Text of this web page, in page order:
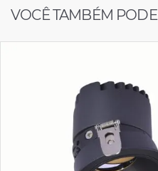
VOCÊ TAMBÉM PODE